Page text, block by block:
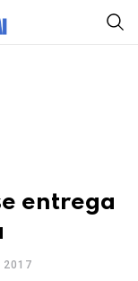
entrega
2017